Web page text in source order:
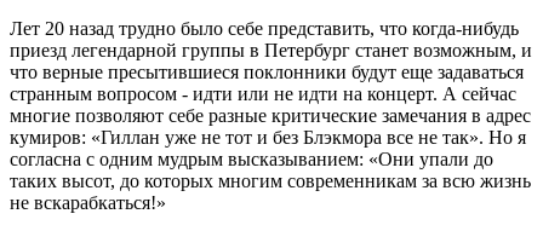
Лет 20 назад трудно было себе представить, что когда-нибудь
приезд легендарной группы в Петербург станет возможным, и
что верные пресытившиеся поклонники будут еще задаваться
странным вопросом - идти или не идти на концерт. А сейчас
многие позволяют себе разные критические замечания в адрес
кумиров: «Гиллан уже не тот и без Блэкмора все не так». Но я
согласна с одним мудрым высказыванием: «Они упали до
таких высот, до которых многим современникам за всю жизнь
не вскарабкаться!»